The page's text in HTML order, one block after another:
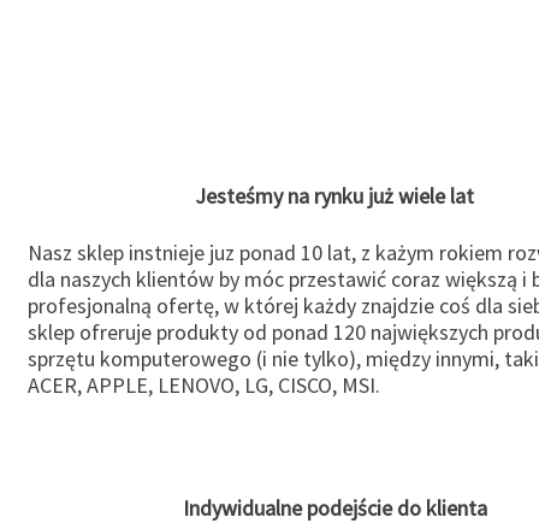
Jesteśmy na rynku już wiele lat
Nasz sklep instnieje juz ponad 10 lat, z każym rokiem
dla naszych klientów by móc przestawić coraz większą i
profesjonalną ofertę, w której każdy znajdzie coś dla
sklep ofreruje produkty od ponad 120 największych
sprzętu komputerowego (i nie tylko), między innymi,
ACER, APPLE, LENOVO, LG, CISCO, MSI.
Indywidualne podejście do klienta